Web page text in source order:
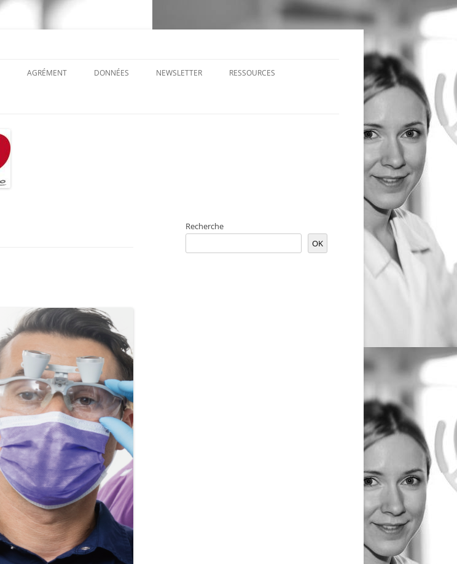
AGRÉMENT DONNÉES NEWSLETTER RESSOURCES
Recherche
OK